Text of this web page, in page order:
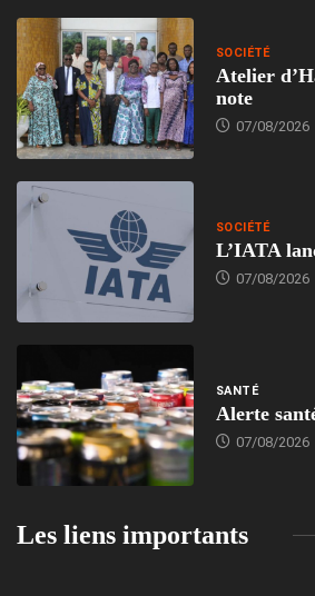
SOCIÉTÉ
Atelier
note
07/08/2026
SOCIÉTÉ
L’IATA
07/08/2026
SANTÉ
Alerte
07/08/2026
Les liens importants